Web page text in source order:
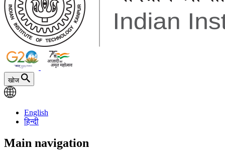
खोज
English
हिन्दी
Main navigation